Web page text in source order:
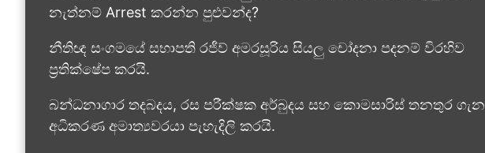
නැත්නම් Arrest කරන්න පුළුවන්ද?
නීතිඥ සංගමයේ සභාපති රජීව් අමරසූරිය සියලු චෝදනා පදනම් විරහිව
ප්‍රතික්ෂේප කරයි.
බන්ධනාගාර තදබදය, රස පරීක්ෂක අර්බුදය සහ කොමසාරිස් තනතුර ගැන
අධිකරණ අමාත්‍යවරයා පැහැදිලි කරයි.